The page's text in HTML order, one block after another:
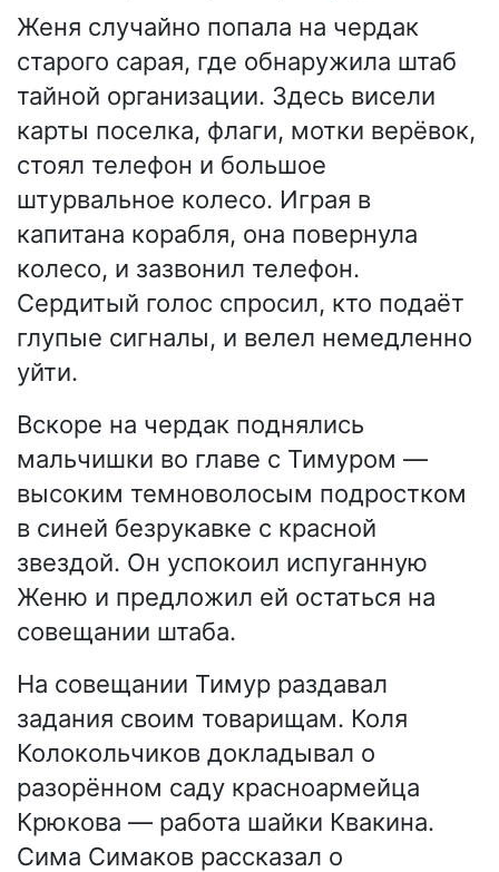
Женя случайно попала на чердак
старого сарая, где обнаружила штаб
тайной организации. Здесь висели
карты поселка, флаги, мотки верёвок,
стоял телефон и большое
штурвальное колесо. Играя в
капитана корабля, она повернула
колесо, и зазвонил телефон.
Сердитый голос спросил, кто подаёт
глупые сигналы, и велел немедленно
уйти.
Вскоре на чердак поднялись
мальчишки во главе с Тимуром —
высоким темноволосым подростком
в синей безрукавке с красной
звездой. Он успокоил испуганную
Женю и предложил ей остаться на
совещании штаба.
На совещании Тимур раздавал
задания своим товарищам. Коля
Колокольчиков докладывал о
разорённом саду красноармейца
Крюкова — работа шайки Квакина.
Сима Симаков рассказал о